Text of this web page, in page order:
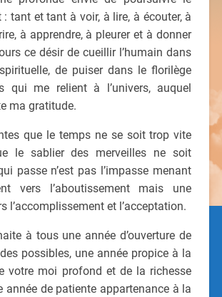
tant et tant à voir, à lire, à écouter, à
à apprendre, à pleurer et à donner
ce désir de cueillir l’humain dans
de puiser dans le florilège
qui me relient à l’univers, auquel
ma gratitude.
que le temps ne se soit trop vite
le sablier des merveilles ne soit
passe n’est pas l’impasse menant
vers l’aboutissement mais une
l’accomplissement et l’acceptation.
à tous une année d’ouverture de
possibles, une année propice à la
votre moi profond et de la richesse
année de patiente appartenance à la